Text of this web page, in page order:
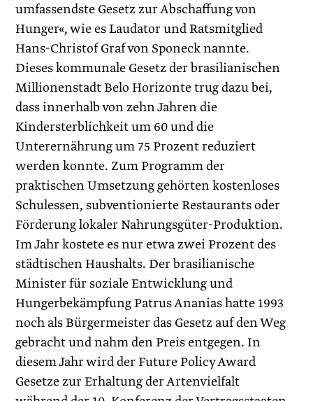
umfassendste Gesetz zur Abschaffung von
Hunger«, wie es Laudator und Ratsmitglied
Hans-Christof Graf von Sponeck nannte.
Dieses kommunale Gesetz der brasilianischen
Millionenstadt Belo Horizonte trug dazu bei,
dass innerhalb von zehn Jahren die
Kindersterblichkeit um 60 und die
Unterernährung um 75 Prozent reduziert
werden konnte. Zum Programm der
praktischen Umsetzung gehörten kostenloses
Schulessen, subventionierte Restaurants oder
Förderung lokaler Nahrungsgüter-Produktion.
Im Jahr kostete es nur etwa zwei Prozent des
städtischen Haushalts. Der brasilianische
Minister für soziale Entwicklung und
Hungerbekämpfung Patrus Ananias hatte 1993
noch als Bürgermeister das Gesetz auf den Weg
gebracht und nahm den Preis entgegen. In
diesem Jahr wird der Future Policy Award
Gesetze zur Erhaltung der Artenvielfalt